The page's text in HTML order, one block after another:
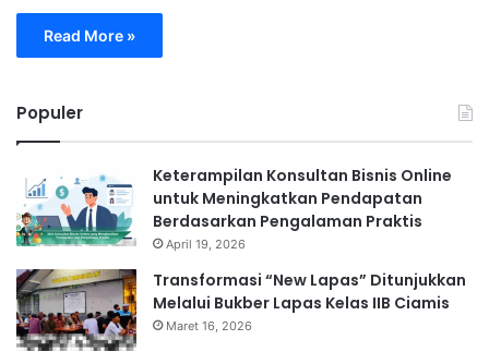
Read More »
Populer
Keterampilan Konsultan Bisnis Online
untuk Meningkatkan Pendapatan
Berdasarkan Pengalaman Praktis
April 19, 2026
Transformasi “New Lapas” Ditunjukkan
Melalui Bukber Lapas Kelas IIB Ciamis
Maret 16, 2026